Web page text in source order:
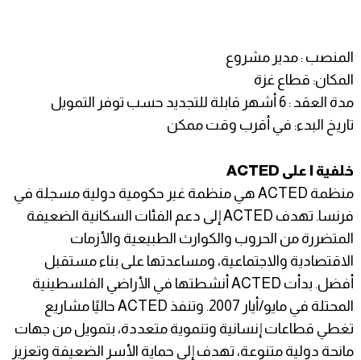
المنصب : مدير مشروع
المكان: قطاع غزة
مدة العقد : 6 أشهر قابلة للتجديد حسب توفر التمويل
تاريخ البدء: في أقرب وقت ممكن
خلفية I على ACTED
منظمة ACTED هي منظمة غير حكومية دولية مسجلة في
فرنسا. تهدف ACTED إلى دعم الفئات السكانية الضعيفة
المتضررة من الحروب والكوارث الطبيعية والأزمات
الاقتصادية والاجتماعية، ومساعدتها على بناء مستقبل
أفضل. بدأت ACTED أنشطتها في الأراضي الفلسطينية
المحتلة في مايو/أيار 2007. وتنفذ ACTED حاليًا مشاريع
تغطي قطاعات إنسانية وتنموية متعددة، بتمويل من جهات
مانحة دولية متنوعة، تهدف إلى حماية الأسر الضعيفة وتعزيز